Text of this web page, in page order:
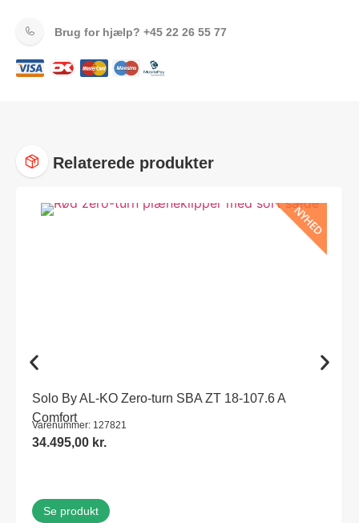
Brug for hjælp? +45 22 26 55 77
Relaterede produkter
NYHED
Solo By AL-KO Zero-turn SBA ZT 18-107.6 A
Comfort
Varenummer: 127821
34.495,00 kr.
Se produkt